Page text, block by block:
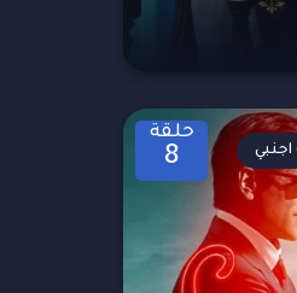
حلقة
8